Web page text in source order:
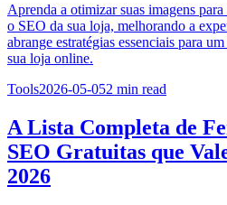
Aprenda a otimizar suas imagens
o SEO da sua loja, melhorando a
abrange estratégias essenciais para
sua loja online.
Tools2026-05-052 min read
A Lista Completa de
SEO Gratuitas que
2026